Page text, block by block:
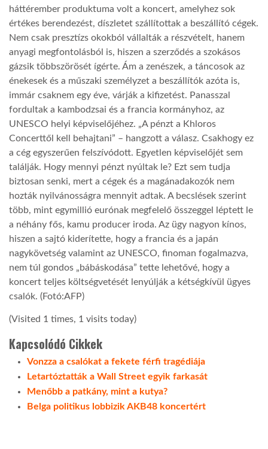
LATIMO.HU
GLOBOBOOK
háttérember produktuma volt a koncert, amelyhez sok
értékes berendezést, díszletet szállítottak a beszállító cégek.
Nem csak presztízs okokból vállalták a részvételt, hanem
anyagi megfontolásból is, hiszen a szerződés a szokásos
gázsik többszörösét ígérte. Ám a zenészek, a táncosok az
énekesek és a műszaki személyzet a beszállítók azóta is,
immár csaknem egy éve, várják a kifizetést. Panasszal
fordultak a kambodzsai és a francia kormányhoz, az
UNESCO helyi képviselőjéhez. „A pénzt a Khloros
Concerttől kell behajtani” – hangzott a válasz. Csakhogy ez
a cég egyszerűen felszívódott. Egyetlen képviselőjét sem
találják. Hogy mennyi pénzt nyúltak le? Ezt sem tudja
biztosan senki, mert a cégek és a magánadakozók nem
hozták nyilvánosságra mennyit adtak. A becslések szerint
több, mint egymillió eurónak megfelelő összeggel léptett le
a néhány fős, kamu producer iroda. Az ügy nagyon kínos,
hiszen a sajtó kiderítette, hogy a francia és a japán
nagykövetség valamint az UNESCO, finoman fogalmazva,
nem túl gondos „bábáskodása” tette lehetővé, hogy a
koncert teljes költségvetését lenyúlják a kétségkívül ügyes
csalók. (Fotó:AFP)
(Visited 1 times, 1 visits today)
Kapcsolódó Cikkek
Vonzza a csalókat a fekete férfi tragédiája
Letartóztatták a Wall Street egyik farkasát
Menőbb a patkány, mint a kutya?
Belga politikus lobbizik AKB48 koncertért